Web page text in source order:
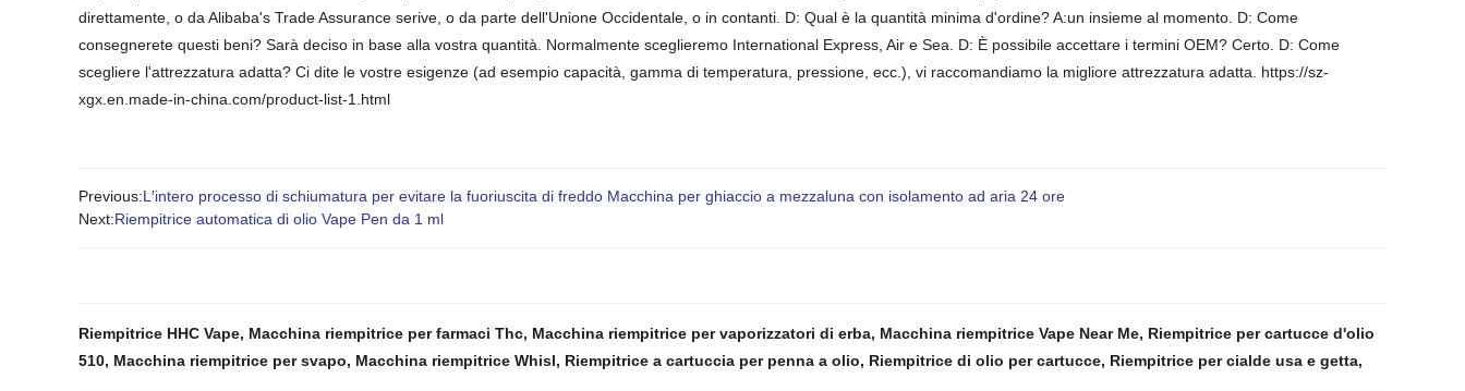
direttamente, o da Alibaba's Trade Assurance serive, o da parte dell'Unione Occidentale, o in contanti. D: Qual è la quantità minima d'ordine? A:un insieme al momento. D: Come
consegnerete questi beni? Sarà deciso in base alla vostra quantità. Normalmente sceglieremo International Express, Air e Sea. D: È possibile accettare i termini OEM? Certo. D: Come
scegliere l'attrezzatura adatta? Ci dite le vostre esigenze (ad esempio capacità, gamma di temperatura, pressione, ecc.), vi raccomandiamo la migliore attrezzatura adatta. https://sz-
xgx.en.made-in-china.com/product-list-1.html
Previous:L′intero processo di schiumatura per evitare la fuoriuscita di freddo Macchina per ghiaccio a mezzaluna con isolamento ad aria 24 ore
Next:Riempitrice automatica di olio Vape Pen da 1 ml
Riempitrice HHC Vape, Macchina riempitrice per farmaci Thc, Macchina riempitrice per vaporizzatori di erba, Macchina riempitrice Vape Near Me, Riempitrice per cartucce d'olio
510, Macchina riempitrice per svapo, Macchina riempitrice Whisl, Riempitrice a cartuccia per penna a olio, Riempitrice di olio per cartucce, Riempitrice per cialde usa e getta,